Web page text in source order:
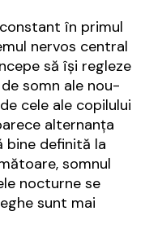
în primul
nervos central
să își regleze
somn ale nou-
cele ale copilului
alternanța
bine definită la
somnul
nocturne se
sunt mai